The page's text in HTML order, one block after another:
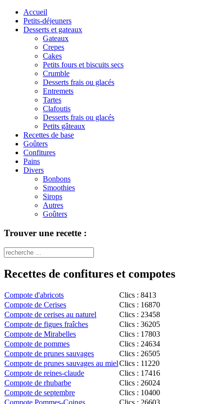
Accueil
Petits-déjeuners
Desserts et gateaux
Gateaux
Crepes
Cakes
Petits fours et biscuits secs
Crumble
Desserts frais ou glacés
Entremets
Tartes
Clafoutis
Desserts frais ou glacés
Petits gâteaux
Recettes de base
Goûters
Confitures
Pains
Divers
Bonbons
Smoothies
Sirops
Autres
Goûters
Trouver une recette :
Recettes de confitures et compotes
Compote d'abricots
Clics : 8413
Compote de Cerises
Clics : 16870
Compote de cerises au naturel
Clics : 23458
Compote de figues fraîches
Clics : 36205
Compote de Mirabelles
Clics : 17803
Compote de pommes
Clics : 24634
Compote de prunes sauvages
Clics : 26505
Compote de prunes sauvages au mielClics : 11220
Compote de reines-claude
Clics : 17416
Compote de rhubarbe
Clics : 26024
Compote de septembre
Clics : 10400